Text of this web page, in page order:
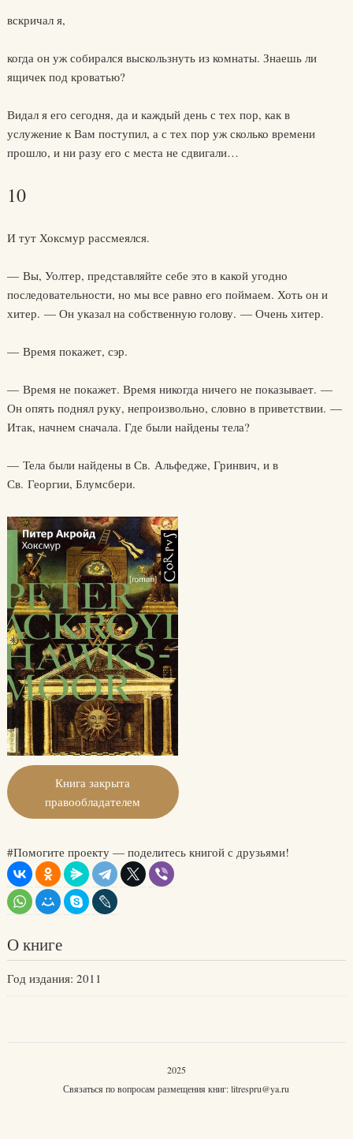
вскричал я,
когда он уж собирался выскользнуть из комнаты. Знаешь ли
ящичек под кроватью?
Видал я его сегодня, да и каждый день с тех пор, как в
услужение к Вам поступил, а с тех пор уж сколько времени
прошло, и ни разу его с места не сдвигали…
10
И тут Хоксмур рассмеялся.
— Вы, Уолтер, представляйте себе это в какой угодно
последовательности, но мы все равно его поймаем. Хоть он и
хитер. — Он указал на собственную голову. — Очень хитер.
— Время покажет, сэр.
— Время не покажет. Время никогда ничего не показывает. —
Он опять поднял руку, непроизвольно, словно в приветствии. —
Итак, начнем сначала. Где были найдены тела?
— Тела были найдены в Св. Альфедже, Гринвич, и в
Св. Георгии, Блумсбери.
Книга закрыта
правообладателем
#Помогите проекту — поделитесь книгой с друзьями!
О книге
Год издания: 2011
2025
Связаться по вопросам размещения книг:litrespru@ya.ru